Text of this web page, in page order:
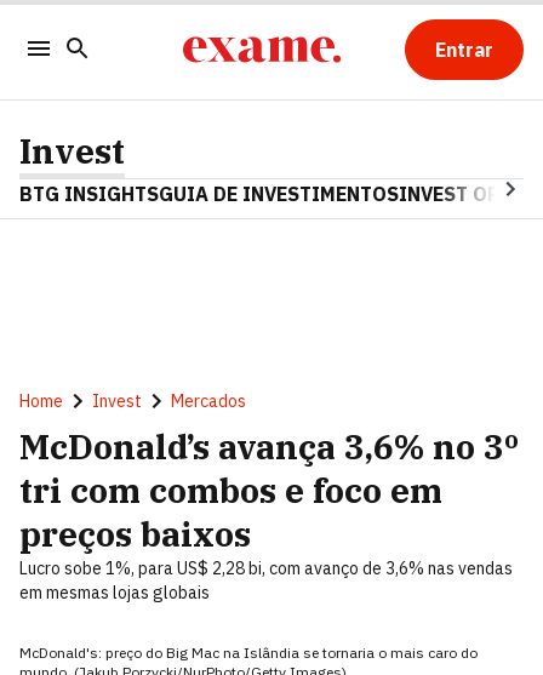
Entrar
Invest
BTG INSIGHTSGUIA DE INVESTIMENTOSINVEST OPINA
Home Invest Mercados
McDonald’s avança 3,6% no 3º
tri com combos e foco em
preços baixos
Lucro sobe 1%, para US$ 2,28 bi, com avanço de 3,6% nas vendas
em mesmas lojas globais
McDonald's: preço do Big Mac na Islândia se tornaria o mais caro do